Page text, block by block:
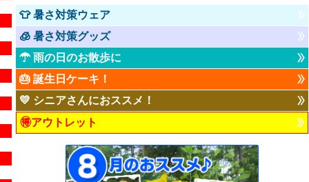
👕 暑さ対策ウェア
🧊 暑さ対策グッズ
☂ 雨の日のお散歩に
🎂 誕生日ケーキ！
💛 シニアさんにおススメ！
🉐アウトレット